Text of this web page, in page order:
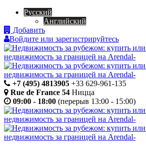
Русский
Английский
Добавить
Войдите или зарегистрируйтесь
+7 (495) 4813905 +33 629-961-135
Rue de France 54 Ницца
09:00 - 18:00 (перерыв 13:00 - 15:00)